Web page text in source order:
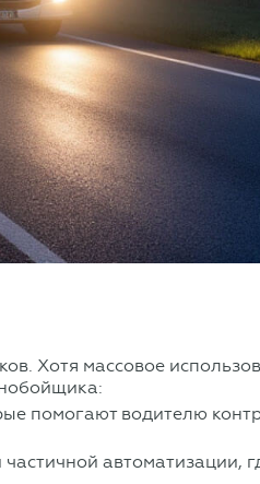
Хотя массовое
помогают водителю
автоматизации,